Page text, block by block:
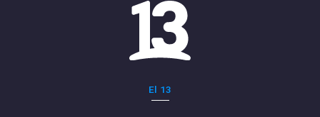
El 13